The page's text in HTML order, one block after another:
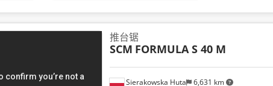
Sierakowska Huta 6,631 km
推台锯
SCM FORMULA S 40 M